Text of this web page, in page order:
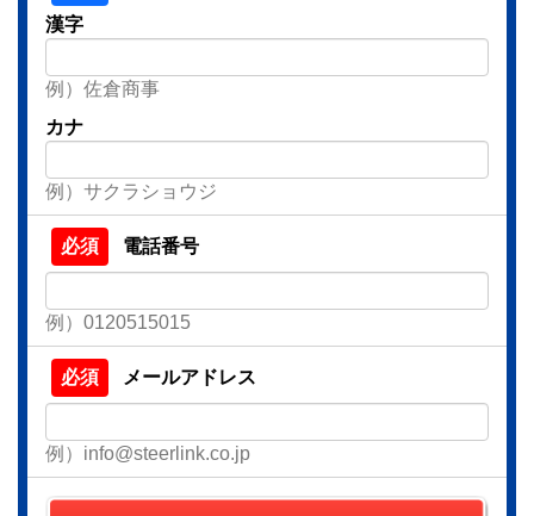
漢字
例）佐倉商事
カナ
例）サクラショウジ
電話番号
例）0120515015
メールアドレス
例）info@steerlink.co.jp